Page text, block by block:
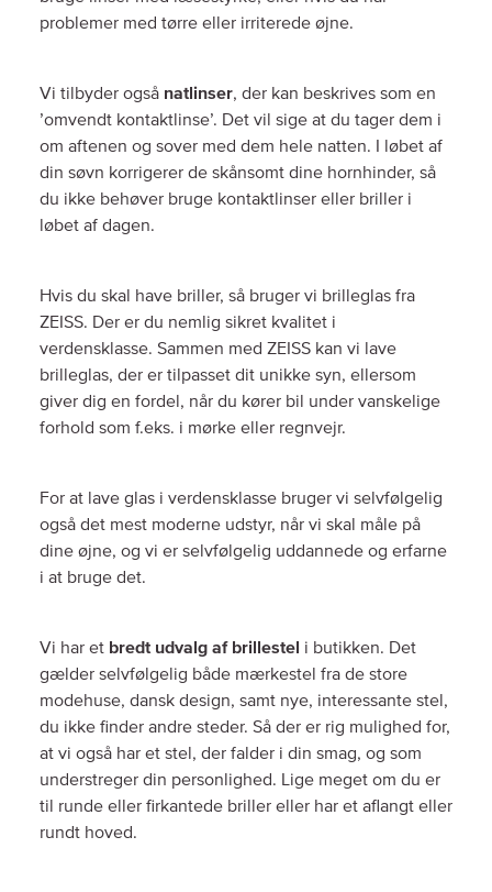
problemer med tørre eller irriterede øjne.
Vi tilbyder også natlinser, der kan beskrives som en
’omvendt kontaktlinse’. Det vil sige at du tager dem i
om aftenen og sover med dem hele natten. I løbet af
din søvn korrigerer de skånsomt dine hornhinder, så
du ikke behøver bruge kontaktlinser eller briller i
løbet af dagen.
Hvis du skal have briller, så bruger vi brilleglas fra
ZEISS. Der er du nemlig sikret kvalitet i
verdensklasse. Sammen med ZEISS kan vi lave
brilleglas, der er tilpasset dit unikke syn, ellersom
giver dig en fordel, når du kører bil under vanskelige
forhold som f.eks. i mørke eller regnvejr.
For at lave glas i verdensklasse bruger vi selvfølgelig
også det mest moderne udstyr, når vi skal måle på
dine øjne, og vi er selvfølgelig uddannede og erfarne
i at bruge det.
Vi har et bredt udvalg af brillestel i butikken. Det
gælder selvfølgelig både mærkestel fra de store
modehuse, dansk design, samt nye, interessante stel,
du ikke finder andre steder. Så der er rig mulighed for,
at vi også har et stel, der falder i din smag, og som
understreger din personlighed. Lige meget om du er
til runde eller firkantede briller eller har et aflangt eller
rundt hoved.